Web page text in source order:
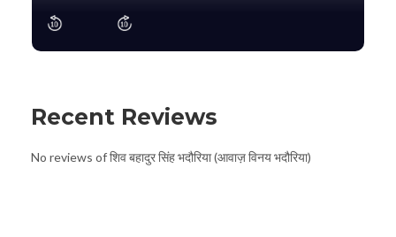
Recent Reviews
No reviews of शिव बहादुर सिंह भदौरिया (आवाज़ विनय भदौरिया)